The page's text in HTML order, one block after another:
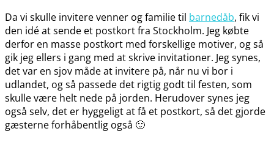
Da vi skulle invitere venner og familie til barnedåb, fik vi
den idé at sende et postkort fra Stockholm. Jeg købte
derfor en masse postkort med forskellige motiver, og så
gik jeg ellers i gang med at skrive invitationer. Jeg synes,
det var en sjov måde at invitere på, når nu vi bor i
udlandet, og så passede det rigtig godt til festen, som
skulle være helt nede på jorden. Herudover synes jeg
også selv, det er hyggeligt at få et postkort, så det gjorde
gæsterne forhåbentlig også 🙂